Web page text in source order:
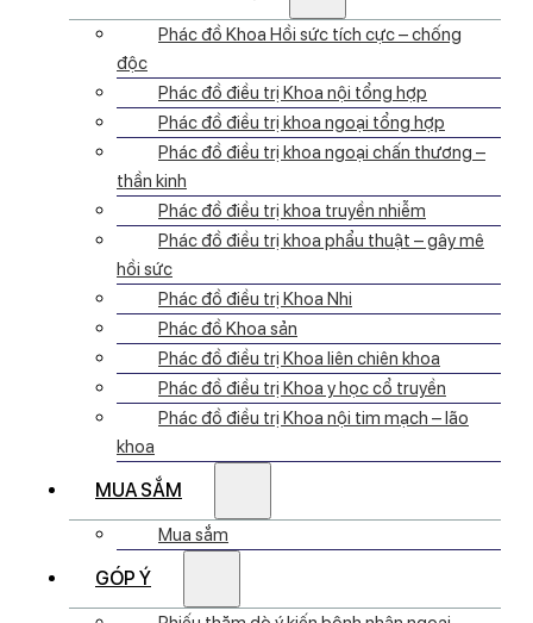
Phác đồ Khoa Hồi sức tích cực – chống
độc
Phác đồ điều trị Khoa nội tổng hợp
Phác đồ điều trị khoa ngoại tổng hợp
Phác đồ điều trị khoa ngoại chấn thương –
thần kinh
Phác đồ điều trị khoa truyền nhiễm
Phác đồ điều trị khoa phẩu thuật – gây mê
hồi sức
Phác đồ điều trị Khoa Nhi
Phác đồ Khoa sản
Phác đồ điều trị Khoa liên chiên khoa
Phác đồ điều trị Khoa y học cổ truyền
Phác đồ điều trị Khoa nội tim mạch – lão
khoa
MUA SẮM
Mua sắm
GÓP Ý